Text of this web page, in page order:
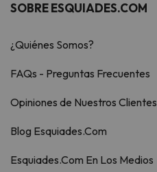
SOBRE ESQUIADES.COM
¿Quiénes Somos?
FAQs - Preguntas Frecuentes
Opiniones de Nuestros Clientes
Blog Esquiades.Com
Esquiades.Com En Los Medios